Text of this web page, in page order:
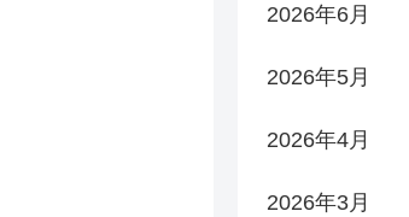
2026年6月
2026年5月
2026年4月
2026年3月